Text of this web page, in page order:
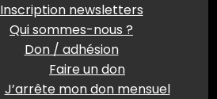
Inscription newsletters
Qui sommes-nous ?
Don / adhésion
Faire un don
J’arrête mon don mensuel